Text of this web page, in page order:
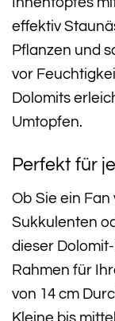
effektiv
Pflanzen und
vor
Dolomits
Umtopfen.
Perfekt für
Ob Sie ein
Sukkulenten
dieser
Rahmen für
von 14 cm
Kleine bis